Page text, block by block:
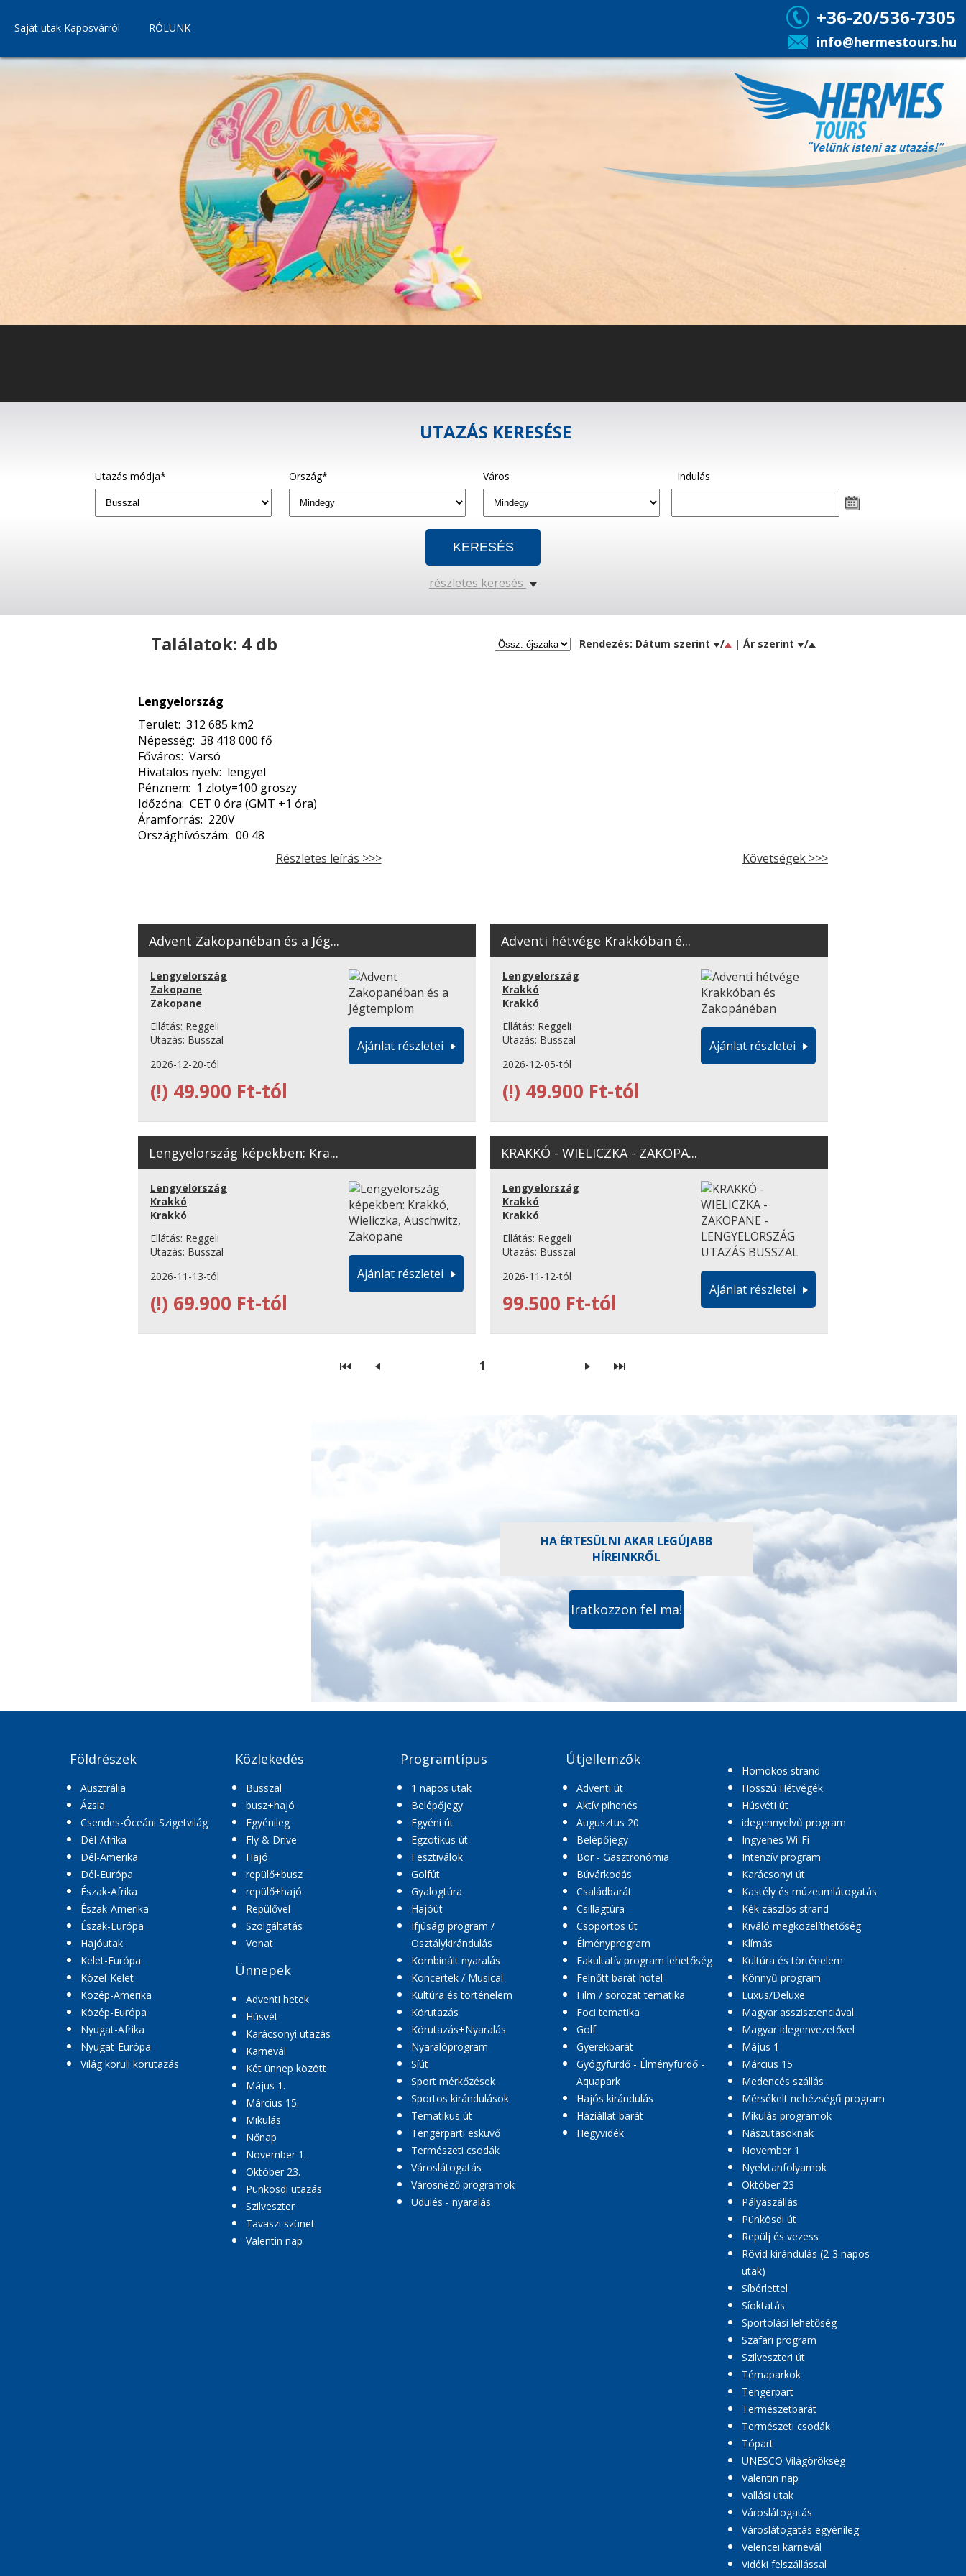
Saját utak Kaposvárról RÓLUNK +36-20/536-7305
info@hermestours.hu
UTAZÁS KERESÉSE
Utazás módja* Ország* Város Indulás
részletes keresés
Találatok: 4 db Rendezés: Dátum szerint / | Ár szerint /
Lengyelország
Terület: 312 685 km2
Népesség: 38 418 000 fő
Főváros: Varsó
Hivatalos nyelv: lengyel
Pénznem: 1 zloty=100 groszy
Időzóna: CET 0 óra (GMT +1 óra)
Áramforrás: 220V
Országhívószám: 00 48
Részletes leírás >>>
Követségek >>>
Advent Zakopanéban és a Jég...
Lengyelország
Zakopane
Zakopane
Ellátás: Reggeli
Utazás: Busszal
2026-12-20-tól
(!) 49.900 Ft-tól
Ajánlat részletei
Adventi hétvége Krakkóban é...
Lengyelország
Krakkó
Krakkó
Ellátás: Reggeli
Utazás: Busszal
2026-12-05-tól
(!) 49.900 Ft-tól
Ajánlat részletei
Lengyelország képekben: Kra...
Lengyelország
Krakkó
Krakkó
Ellátás: Reggeli
Utazás: Busszal
2026-11-13-tól
(!) 69.900 Ft-tól
Ajánlat részletei
KRAKKÓ - WIELICZKA - ZAKOPA...
Lengyelország
Krakkó
Krakkó
Ellátás: Reggeli
Utazás: Busszal
2026-11-12-tól
99.500 Ft-tól
Ajánlat részletei
1
HA ÉRTESÜLNI AKAR LEGÚJABB
HÍREINKRŐL
Iratkozzon fel ma!
Földrészek
Ausztrália
Ázsia
Csendes-Óceáni Szigetvilág
Dél-Afrika
Dél-Amerika
Dél-Európa
Észak-Afrika
Észak-Amerika
Észak-Európa
Hajóutak
Kelet-Európa
Közel-Kelet
Közép-Amerika
Közép-Európa
Nyugat-Afrika
Nyugat-Európa
Világ körüli körutazás
Közlekedés
Busszal
busz+hajó
Egyénileg
Fly & Drive
Hajó
repülő+busz
repülő+hajó
Repülővel
Szolgáltatás
Vonat
Ünnepek
Adventi hetek
Húsvét
Karácsonyi utazás
Karnevál
Két ünnep között
Május 1.
Március 15.
Mikulás
Nőnap
November 1.
Október 23.
Pünkösdi utazás
Szilveszter
Tavaszi szünet
Valentin nap
Programtípus
1 napos utak
Belépőjegy
Egyéni út
Egzotikus út
Fesztiválok
Golfút
Gyalogtúra
Hajóút
Ifjúsági program /
Osztálykirándulás
Kombinált nyaralás
Koncertek / Musical
Kultúra és történelem
Körutazás
Körutazás+Nyaralás
Nyaralóprogram
Síút
Sport mérkőzések
Sportos kirándulások
Tematikus út
Tengerparti esküvő
Természeti csodák
Városlátogatás
Városnéző programok
Üdülés - nyaralás
Útjellemzők
Adventi út
Aktív pihenés
Augusztus 20
Belépőjegy
Bor - Gasztronómia
Búvárkodás
Családbarát
Csillagtúra
Csoportos út
Élményprogram
Fakultatív program lehetőség
Felnőtt barát hotel
Film / sorozat tematika
Foci tematika
Golf
Gyerekbarát
Gyógyfürdő - Élményfürdő -
Aquapark
Hajós kirándulás
Háziállat barát
Hegyvidék
Homokos strand
Hosszú Hétvégék
Húsvéti út
idegennyelvű program
Ingyenes Wi-Fi
Intenzív program
Karácsonyi út
Kastély és múzeumlátogatás
Kék zászlós strand
Kiváló megközelíthetőség
Klímás
Kultúra és történelem
Könnyű program
Luxus/Deluxe
Magyar asszisztenciával
Magyar idegenvezetővel
Május 1
Március 15
Medencés szállás
Mérsékelt nehézségű program
Mikulás programok
Nászutasoknak
November 1
Nyelvtanfolyamok
Október 23
Pályaszállás
Pünkösdi út
Repülj és vezess
Rövid kirándulás (2-3 napos
utak)
Síbérlettel
Síoktatás
Sportolási lehetőség
Szafari program
Szilveszteri út
Témaparkok
Tengerpart
Természetbarát
Természeti csodák
Tópart
UNESCO Világörökség
Valentin nap
Vallási utak
Városlátogatás
Városlátogatás egyénileg
Velencei karnevál
Vidéki felszállással